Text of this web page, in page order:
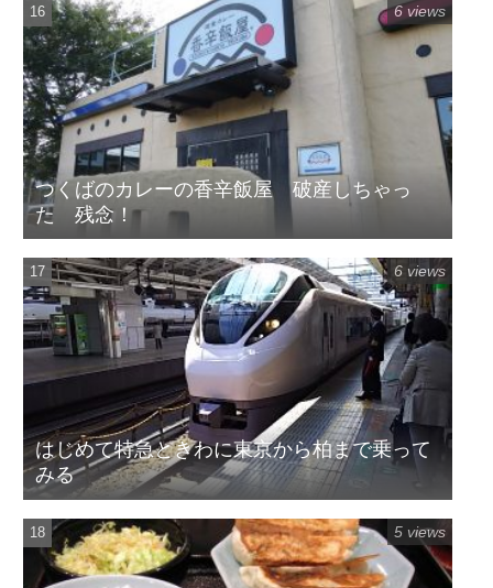
つくばのカレーの香辛飯屋 破産しちゃっ
た 残念！
6 views
はじめて特急ときわに東京から柏まで乗って
みる
6 views
5 views